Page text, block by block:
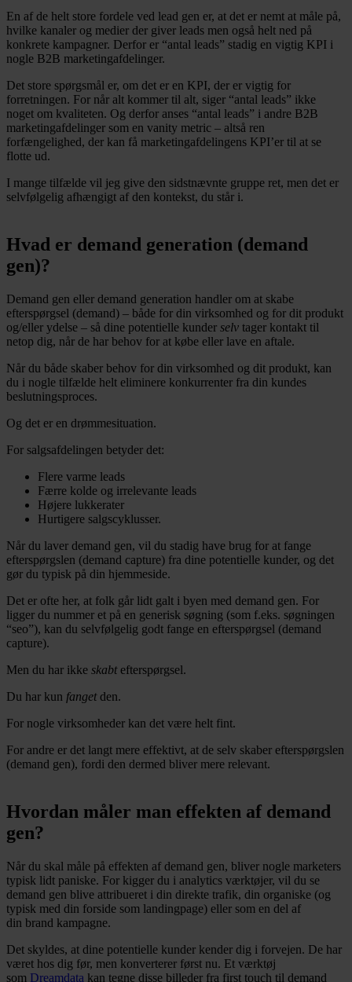
En af de helt store fordele ved lead gen er, at det er nemt at måle på,
hvilke kanaler og medier der giver leads men også helt ned på
konkrete kampagner. Derfor er “antal leads” stadig en vigtig KPI i
nogle B2B marketingafdelinger.
Det store spørgsmål er, om det er en KPI, der er vigtig for
forretningen. For når alt kommer til alt, siger “antal leads” ikke
noget om kvaliteten. Og derfor anses “antal leads” i andre B2B
marketingafdelinger som en vanity metric – altså ren
forfængelighed, der kan få marketingafdelingens KPI’er til at se
flotte ud.
I mange tilfælde vil jeg give den sidstnævnte gruppe ret, men det er
selvfølgelig afhængigt af den kontekst, du står i.
Hvad er demand generation (demand
gen)?
Demand gen eller demand generation handler om at skabe
efterspørgsel (demand) – både for din virksomhed og for dit produkt
og/eller ydelse – så dine potentielle kunder selv tager kontakt til
netop dig, når de har behov for at købe eller lave en aftale.
Når du både skaber behov for din virksomhed og dit produkt, kan
du i nogle tilfælde helt eliminere konkurrenter fra din kundes
beslutningsproces.
Og det er en drømmesituation.
For salgsafdelingen betyder det:
Flere varme leads
Færre kolde og irrelevante leads
Højere lukkerater
Hurtigere salgscyklusser.
Når du laver demand gen, vil du stadig have brug for at fange
efterspørgslen (demand capture) fra dine potentielle kunder, og det
gør du typisk på din hjemmeside.
Det er ofte her, at folk går lidt galt i byen med demand gen. For
ligger du nummer et på en generisk søgning (som f.eks. søgningen
“seo”), kan du selvfølgelig godt fange en efterspørgsel (demand
capture).
Men du har ikke skabtefterspørgsel.
Du har kun fangetden.
For nogle virksomheder kan det være helt fint.
For andre er det langt mere effektivt, at de selv skaber efterspørgslen
(demand gen), fordi den dermed bliver mere relevant.
Hvordan måler man effekten af demand
gen?
Når du skal måle på effekten af demand gen, bliver nogle marketers
typisk lidt paniske. For kigger du i analytics værktøjer, vil du se
demand gen blive attribueret i din direkte trafik, din organiske (og
typisk med din forside som landingpage) eller som en del af
din brand kampagne.
Det skyldes, at dine potentielle kunder kender dig i forvejen. De har
været hos dig før, men konverterer først nu. Et værktøj
som Dreamdata kan tegne disse billeder fra first touch til demand